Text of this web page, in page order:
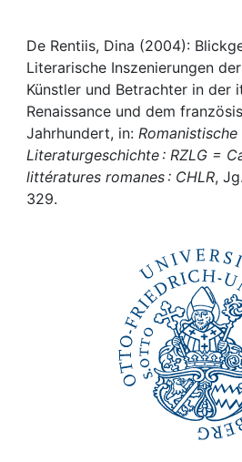
Help
De Rentiis, Dina (2004):
Literarische Inszenierungen
Künstler und Betrachter in der
Renaissance und dem
Jahrhundert, in:
Literaturgeschichte : RZLG =
littératures romanes : CHLR,
329.